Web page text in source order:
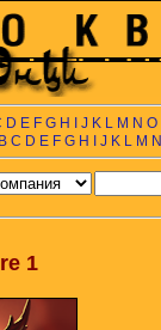
D E F G H J K L M N O
B C D E F G H J K L M N
1